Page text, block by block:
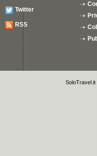
Twitter
RSS